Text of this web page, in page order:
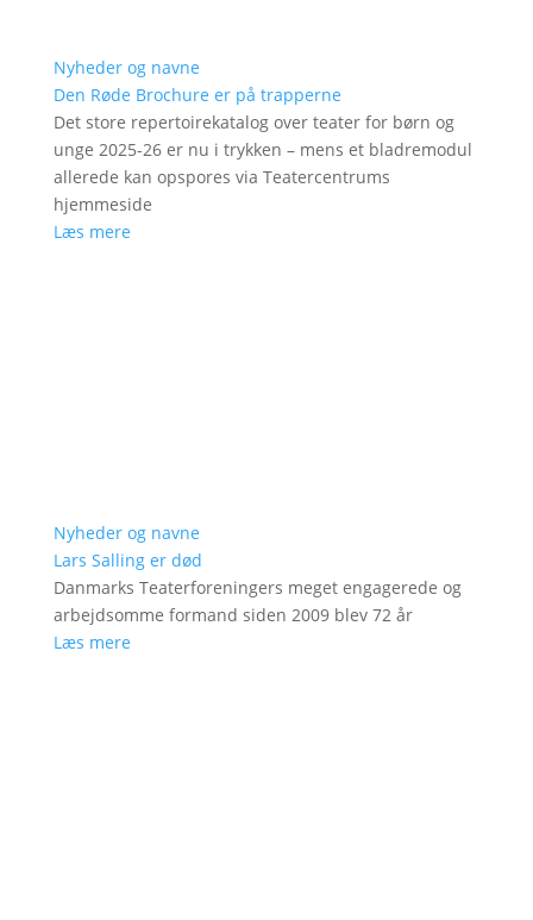
Nyheder og navne
Den Røde Brochure er på trapperne
Det store repertoirekatalog over teater for børn og
unge 2025-26 er nu i trykken – mens et bladremodul
allerede kan opspores via Teatercentrums
hjemmeside
Læs mere
Nyheder og navne
Lars Salling er død
Danmarks Teaterforeningers meget engagerede og
arbejdsomme formand siden 2009 blev 72 år
Læs mere